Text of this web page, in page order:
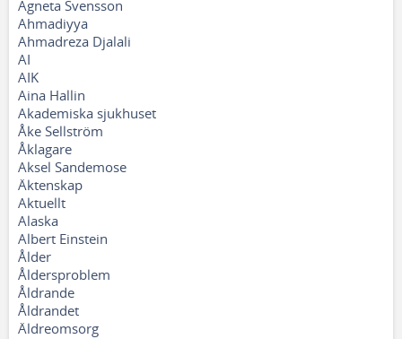
Agneta Svensson
Ahmadiyya
Ahmadreza Djalali
AI
AIK
Aina Hallin
Akademiska sjukhuset
Åke Sellström
Åklagare
Aksel Sandemose
Äktenskap
Aktuellt
Alaska
Albert Einstein
Ålder
Åldersproblem
Åldrande
Åldrandet
Äldreomsorg